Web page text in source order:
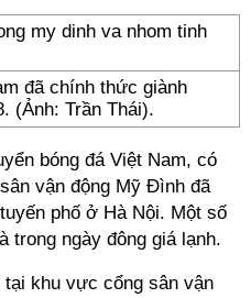
đã chính thức giành
(Ảnh: Trần Thái).
bóng đá Việt Nam, có
vận động Mỹ Đình đã
phố ở Hà Nội. Một số
trong ngày đông giá lạnh.
tại khu vực cổng sân vận